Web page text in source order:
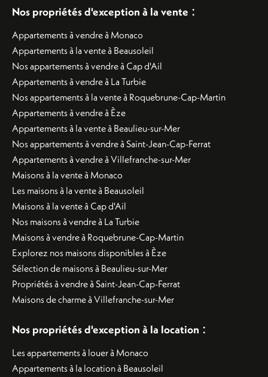
Nos propriétés d'exception à la vente :
Appartements à vendre à Monaco
Appartements à la vente à Beausoleil
Nos appartements à vendre à Cap d'Ail
Appartements à vendre à La Turbie
Nos appartements à la vente à Roquebrune-Cap-Martin
Appartements à vendre à Èze
Appartements à la vente à Beaulieu-sur-Mer
Nos appartements à vendre à Saint-Jean-Cap-Ferrat
Appartements à vendre à Villefranche-sur-Mer
Maisons à la vente à Monaco
Les maisons à la vente à Beausoleil
Maisons à la vente à Cap d'Ail
Nos maisons à vendre à La Turbie
Maisons à vendre à Roquebrune-Cap-Martin
Explorez nos maisons disponibles à Èze
Sélection de maisons à Beaulieu-sur-Mer
Propriétés à vendre à Saint-Jean-Cap-Ferrat
Maisons de charme à Villefranche-sur-Mer
Nos propriétés d'exception à la location :
Les appartements à louer à Monaco
Appartements à la location à Beausoleil